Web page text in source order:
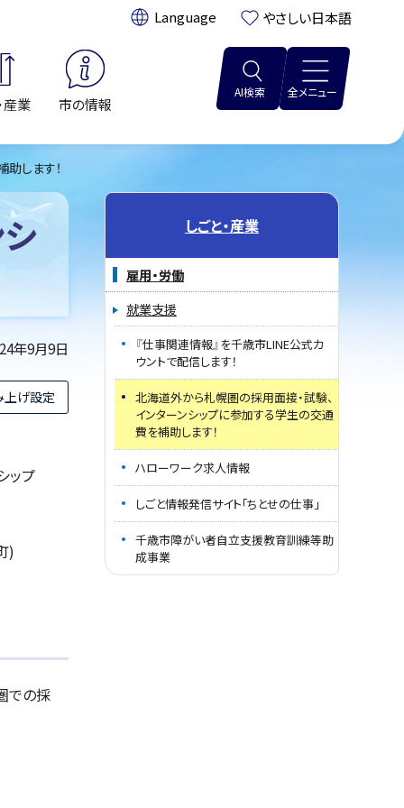
翻訳: やさしい日本語
産業 市の情報
AI検索 全メニュー
します！
年9月9日
上げ設定
ップ
)
での採
しごと・産業
雇用・労働
就業支援
『仕事関連情報』を千歳市LINE公式カ
ウントで配信します！
北海道外から札幌圏の採用面接・試験、
インターンシップに参加する学生の交通
費を補助します！
ハローワーク求人情報
しごと情報発信サイト｢ちとせの仕事｣
千歳市障がい者自立支援教育訓練等助
成事業